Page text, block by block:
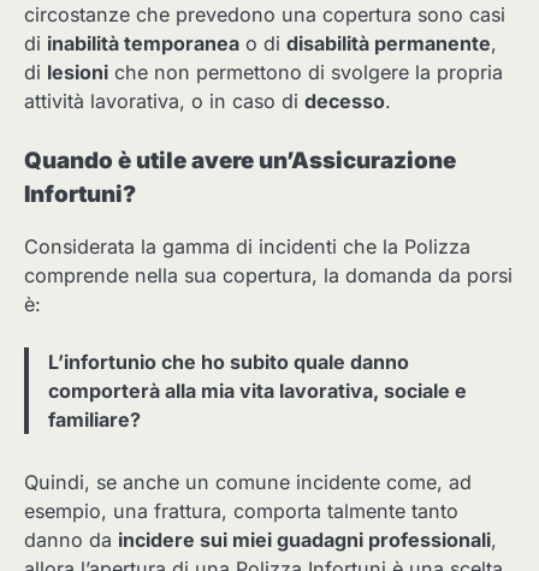
circostanze che prevedono una copertura sono casi
di inabilità temporanea o di disabilità permanente,
di lesioni che non permettono di svolgere la propria
attività lavorativa, o in caso di decesso.
Quando è utile avere un’Assicurazione
Infortuni?
Considerata la gamma di incidenti che la Polizza
comprende nella sua copertura, la domanda da porsi
è:
L’infortunio che ho subito quale danno
comporterà alla mia vita lavorativa, sociale e
familiare?
Quindi, se anche un comune incidente come, ad
esempio, una frattura, comporta talmente tanto
danno da incidere sui miei guadagni professionali,